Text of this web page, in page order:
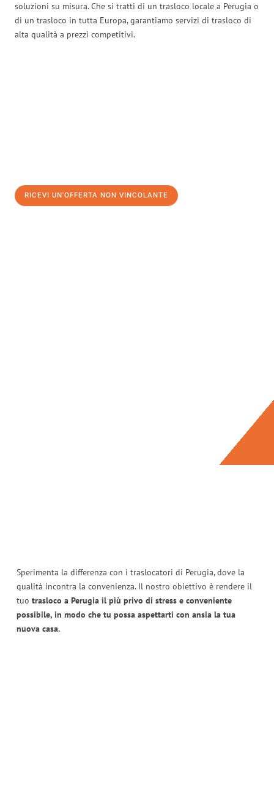
soluzioni su misura. Che si tratti di un trasloco locale a Perugia o
di un trasloco in tutta Europa, garantiamo servizi di trasloco di
alta qualità a prezzi competitivi.
RICEVI UN'OFFERTA NON VINCOLANTE
Sperimenta la differenza con i traslocatori di Perugia, dove la
qualità incontra la convenienza. Il nostro obiettivo è rendere il
tuo trasloco a Perugia il più privo di stress e conveniente
possibile, in modo che tu possa aspettarti con ansia la tua
nuova casa.